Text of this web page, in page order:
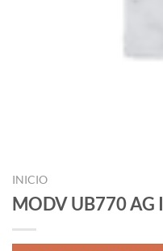
INICIO
MODV UB770 AG I